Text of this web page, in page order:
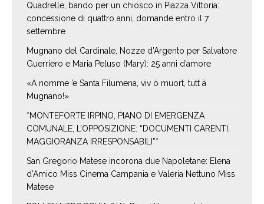
Quadrelle, bando per un chiosco in Piazza Vittoria:
concessione di quattro anni, domande entro il 7
settembre
Mugnano del Cardinale, Nozze d’Argento per Salvatore
Guerriero e Maria Peluso (Mary): 25 anni d’amore
«A nomme ’e Santa Filumena, viv ò muort, tutt à
Mugnano!»
*MONTEFORTE IRPINO, PIANO DI EMERGENZA
COMUNALE, L’OPPOSIZIONE: “DOCUMENTI CARENTI,
MAGGIORANZA IRRESPONSABILI”*
San Gregorio Matese incorona due Napoletane: Elena
d’Amico Miss Cinema Campania e Valeria Nettuno Miss
Matese